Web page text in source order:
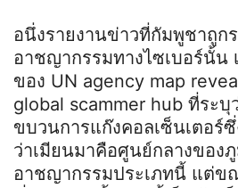
อนึ่งรายงานข่าวที่กัมพูชาถูก
อาชญากรรมทางไซเบอร์นั้น
ของ UN agency map
global scammer hub ที่ระบุ
ขบวนการแก๊งคอลเซ็นเตอร์ซึ่
ว่าเมียนมาคือศูนย์กลางของ
อาชญากรรมประเภทนี้ แต่ข